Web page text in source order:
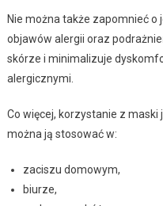
Nie można także zapomnieć o
objawów alergii oraz
skórze i minimalizuje
alergicznymi.
Co więcej, korzystanie z
można ją stosować w:
zaciszu domowym,
biurze,